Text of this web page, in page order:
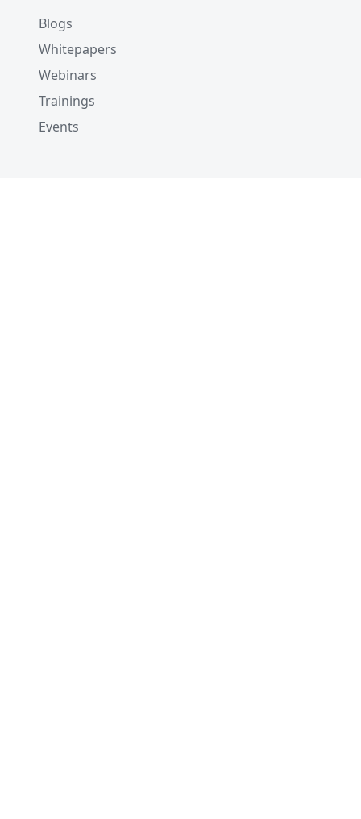
Blogs
Whitepapers
Webinars
Trainings
Events